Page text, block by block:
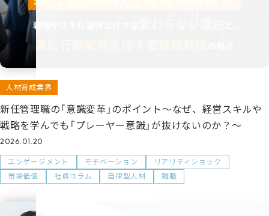
人材育成業界
新任管理職の「意識変革」のポイント～なぜ、経営スキルや
戦略を学んでも「プレーヤー意識」が抜けないのか？～
2026.01.20
エンゲージメント モチベーション
リアリティショック
市場価値
社員コラム 自律型人材 離職